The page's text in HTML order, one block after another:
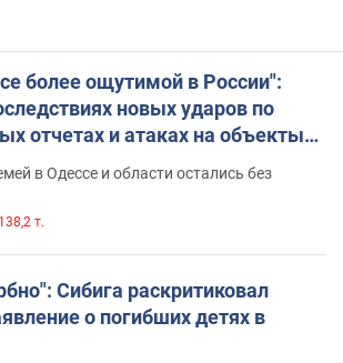
более ощутимой в России":
новых ударов по
отчетах и атаках на объекты
в Одессе и области остались без
138,2 т.
Сибига раскритиковал
о погибших детях в